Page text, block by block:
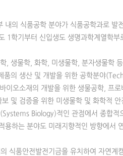
내의 식품공학 분야가 식품공학과로
1학기부터 신입생도 생명과학계열학
, 생물학, 화학, 미생물학, 분자생물학
품의 생산 및 개발을 위한 공학분야
이오소재의 개발을 위한 생물공학, 프
보 및 검증을 위한 미생물학 및 화학적
Biology)적인 관점에서 종합
하는 분야도 미래지향적인 방향에서
식품안전발전기금을 유치하여 자연